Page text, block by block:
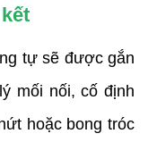
tự sẽ được gắn
mối nối, cố định
hoặc bong tróc